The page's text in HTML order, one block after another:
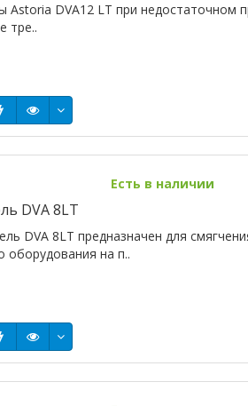
Astoria DVA12 LT при недостаточном
тре..
Есть в наличии
DVA 8LT
DVA 8LT предназначен для
оборудования на п..